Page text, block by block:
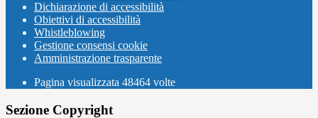
Dichiarazione di accessibilità
Obiettivi di accessibilità
Whistleblowing
Gestione consensi cookie
Amministrazione trasparente
Pagina visualizzata 48464 volte
Sezione Copyright